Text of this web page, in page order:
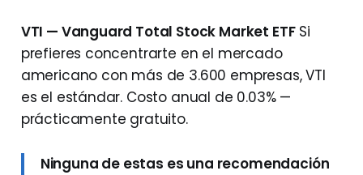
VTI — Vanguard Total Stock Market ETFSi
prefieres concentrarte en el mercado
americano con más de 3.600 empresas, VTI
es el estándar. Costo anual de 0.03% —
prácticamente gratuito.
Ninguna de estas es una recomendación